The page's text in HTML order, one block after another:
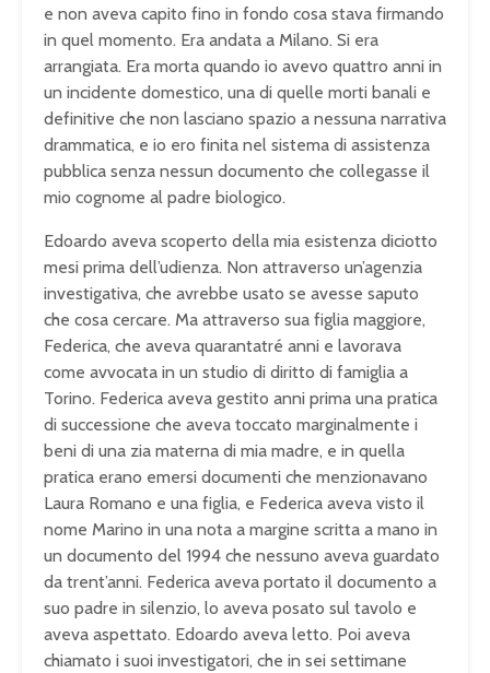
e non aveva capito fino in fondo cosa stava firmando
in quel momento. Era andata a Milano. Si era
arrangiata. Era morta quando io avevo quattro anni in
un incidente domestico, una di quelle morti banali e
definitive che non lasciano spazio a nessuna narrativa
drammatica, e io ero finita nel sistema di assistenza
pubblica senza nessun documento che collegasse il
mio cognome al padre biologico.
Edoardo aveva scoperto della mia esistenza diciotto
mesi prima dell’udienza. Non attraverso un’agenzia
investigativa, che avrebbe usato se avesse saputo
che cosa cercare. Ma attraverso sua figlia maggiore,
Federica, che aveva quarantatré anni e lavorava
come avvocata in un studio di diritto di famiglia a
Torino. Federica aveva gestito anni prima una pratica
di successione che aveva toccato marginalmente i
beni di una zia materna di mia madre, e in quella
pratica erano emersi documenti che menzionavano
Laura Romano e una figlia, e Federica aveva visto il
nome Marino in una nota a margine scritta a mano in
un documento del 1994 che nessuno aveva guardato
da trent’anni. Federica aveva portato il documento a
suo padre in silenzio, lo aveva posato sul tavolo e
aveva aspettato. Edoardo aveva letto. Poi aveva
chiamato i suoi investigatori, che in sei settimane